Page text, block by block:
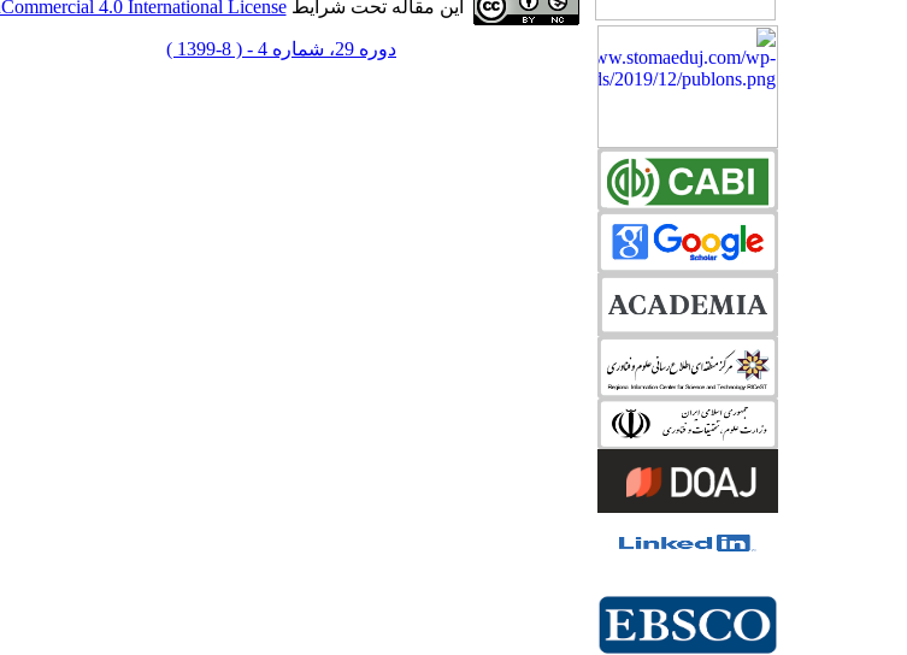
این مقاله تحت شرایط4.0 International License
دوره 29، شماره 4 - ( 8-1399 )